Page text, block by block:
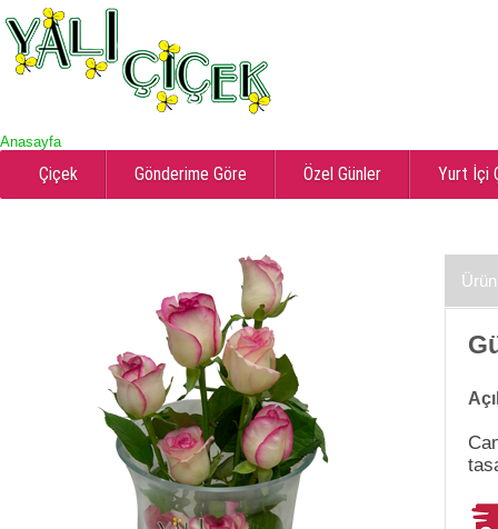
Anasayfa
Çiçek Gönderime Göre Özel Günler Yurt İçi